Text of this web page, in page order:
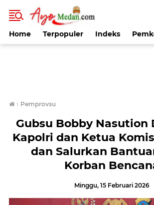
Home Terpopuler Indeks
› Pemprovsu
Gubsu Bobby Nasution
Kapolri dan Ketua
dan Salurkan
Korban
Minggu, 15 Februari 2026